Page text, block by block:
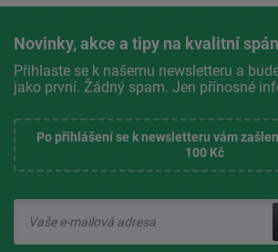
Novinky, akce a tipy na kvalitní
Přihlaste se k našemu newsletteru a
jako první. Žádný spam. Jen přínosné
Po přihlášení se k newsletteru vám
100 Kč